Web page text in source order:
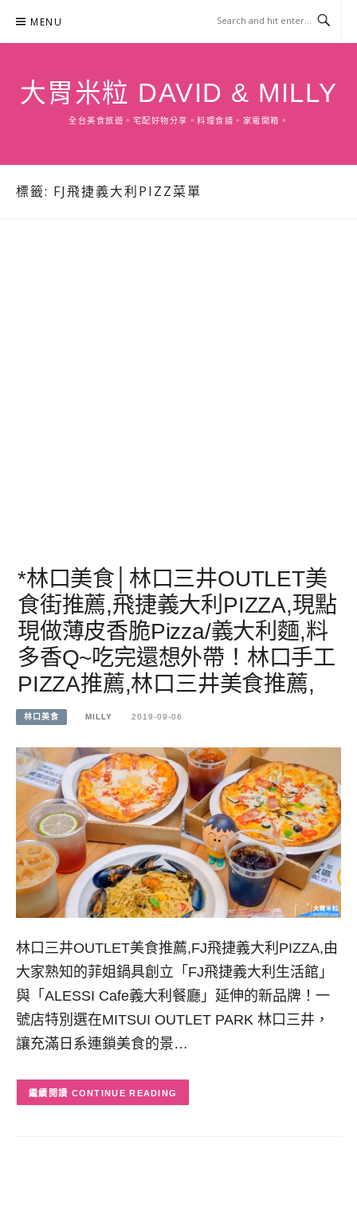
content
MENU
大胃米粒 DAVID & MILLY
全台美食旅遊。宅配好物分享。料理食譜。家電開箱。
標籤: FJ飛捷義大利PIZZ菜單
*林口美食│林口三井OUTLET美
食街推薦,飛捷義大利PIZZA,現點
現做薄皮香脆Pizza/義大利麵,料
多香Q~吃完還想外帶！林口手工
PIZZA推薦,林口三井美食推薦,
林口美食 MILLY 2019-09-06
林口三井OUTLET美食推薦,FJ飛捷義大利PIZZA,由
大家熟知的菲姐鍋具創立「FJ飛捷義大利生活館」
與「ALESSI Cafe義大利餐廳」延伸的新品牌！一
號店特別選在MITSUI OUTLET PARK 林口三井，
讓充滿日系連鎖美食的景…
CONTINUE READING